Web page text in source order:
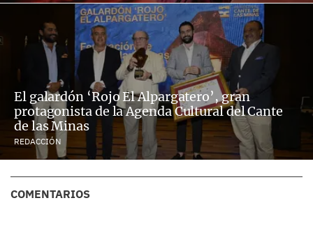
El galardón ‘Rojo El Alpargatero’, gran
protagonista de la Agenda Cultural del Cante
de las Minas
REDACCIÓN
COMENTARIOS